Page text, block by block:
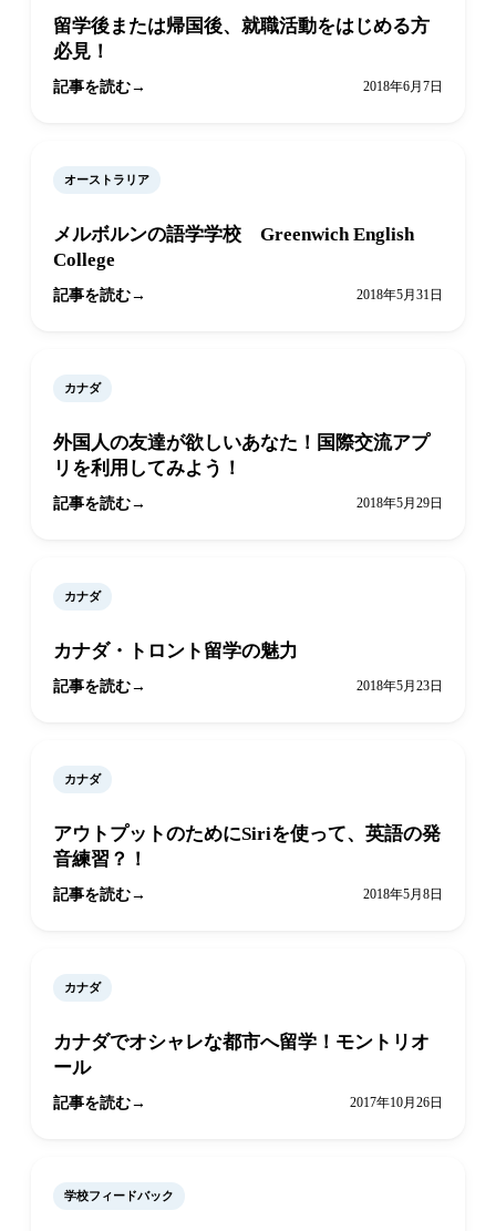
留学後または帰国後、就職活動をはじめる方
必見！
記事を読む 2018年6月7日
オーストラリア
メルボルンの語学学校 Greenwich English
College
記事を読む 2018年5月31日
カナダ
外国人の友達が欲しいあなた！国際交流アプ
リを利用してみよう！
記事を読む 2018年5月29日
カナダ
カナダ・トロント留学の魅力
記事を読む 2018年5月23日
カナダ
アウトプットのためにSiriを使って、英語の発
音練習？！
記事を読む 2018年5月8日
カナダ
カナダでオシャレな都市へ留学！モントリオ
ール
記事を読む 2017年10月26日
学校フィードバック